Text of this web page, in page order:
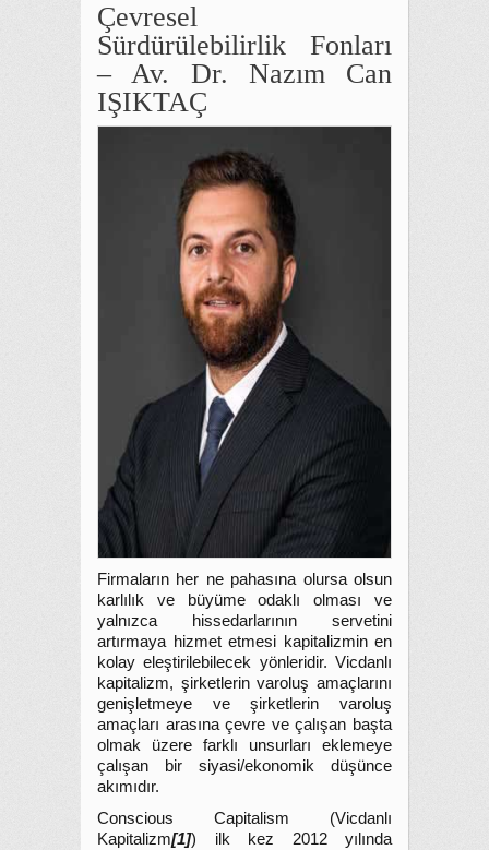
Çevresel
Sürdürülebilirlik Fonları
– Av. Dr. Nazım Can
IŞIKTAÇ
Firmaların her ne pahasına olursa olsun
karlılık ve büyüme odaklı olması ve
yalnızca hissedarlarının servetini
artırmaya hizmet etmesi kapitalizmin en
kolay eleştirilebilecek yönleridir. Vicdanlı
kapitalizm, şirketlerin varoluş amaçlarını
genişletmeye ve şirketlerin varoluş
amaçları arasına çevre ve çalışan başta
olmak üzere farklı unsurları eklemeye
çalışan bir siyasi/ekonomik düşünce
akımıdır.
Conscious Capitalism (Vicdanlı
Kapitalizm[1]) ilk kez 2012 yılında